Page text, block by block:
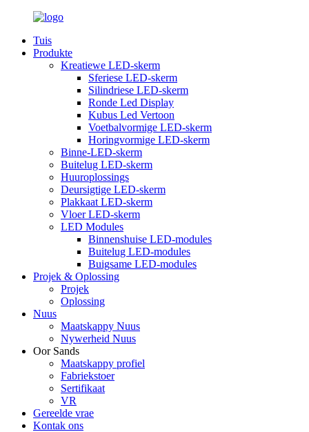
Tuis
Produkte
Kreatiewe LED-skerm
Sferiese LED-skerm
Silindriese LED-skerm
Ronde Led Display
Kubus Led Vertoon
Voetbalvormige LED-skerm
Horingvormige LED-skerm
Binne-LED-skerm
Buitelug LED-skerm
Huuroplossings
Deursigtige LED-skerm
Plakkaat LED-skerm
Vloer LED-skerm
LED Modules
Binnenshuise LED-modules
Buitelug LED-modules
Buigsame LED-modules
Projek & Oplossing
Projek
Oplossing
Nuus
Maatskappy Nuus
Nywerheid Nuus
Oor Sands
Maatskappy profiel
Fabriekstoer
Sertifikaat
VR
Gereelde vrae
Kontak ons